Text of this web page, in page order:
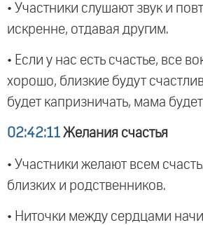
• Участники слушают звук и
искренне, отдавая другим.
• Если у нас есть счастье, все
хорошо, близкие будут
будет капризничать, мама
02:42:11 Желания счастья
• Участники желают всем
близких и родственников.
• Ниточки между сердцами